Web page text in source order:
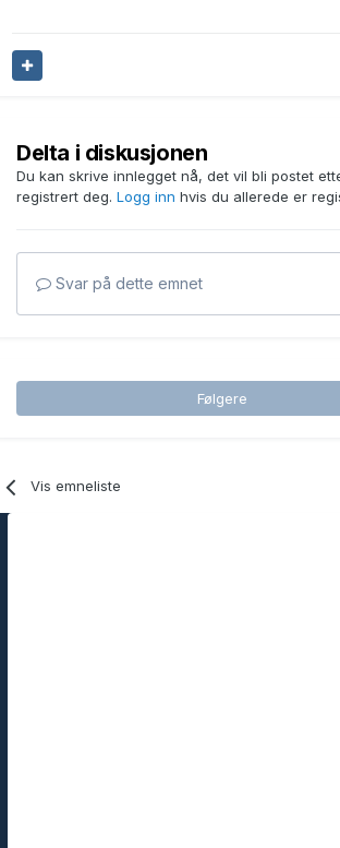
Delta i diskusjonen
Du kan skrive innlegget nå, det vil bli postet
registrert deg. Logg inn hvis du allerede er
Svar på dette emnet
Følgere
Vis emneliste